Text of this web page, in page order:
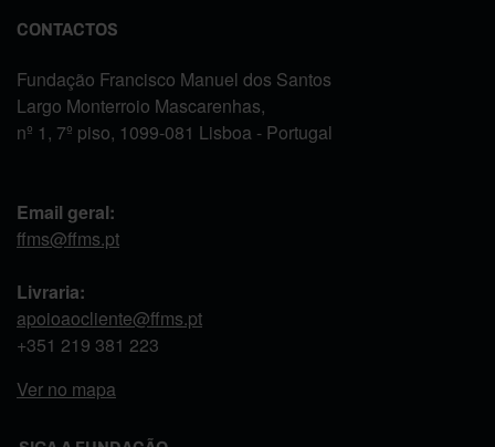
CONTACTOS
Fundação Francisco Manuel dos Santos
Largo Monterroio Mascarenhas,
nº 1, 7º piso, 1099-081 Lisboa - Portugal
Email geral:
ffms@ffms.pt
Livraria:
apoioaocliente@ffms.pt
+351 219 381 223
Ver no mapa